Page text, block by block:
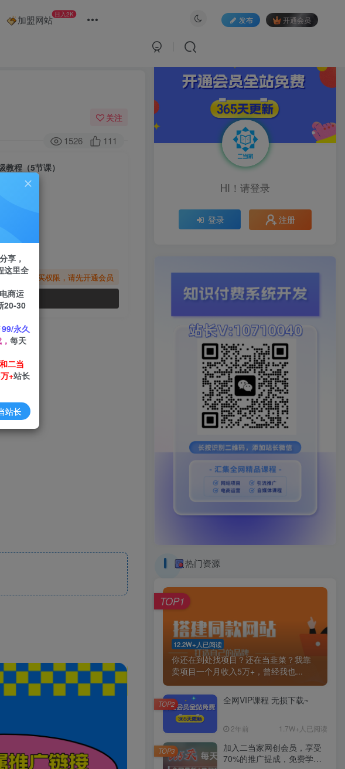
加盟网站 日入2K
发布 开通会员
关注
1526 111
教程（5节课）
您暂无购买权限，请先开通会员
HI！请登录
登录 注册
热门资源
12.2W+人已阅读
你还在到处找项目？还在当韭菜？我靠
卖项目一个月收入5万+，曾经我也...
TOP1
全网VIP课程 无损下载~
2年前 1.7W+人已阅读
TOP2
加入二当家网创会员，享受
70%的推广提成，免费学习
TOP3
享，
这里全
商运
20-30
永久
每天
二当
+站长
站长